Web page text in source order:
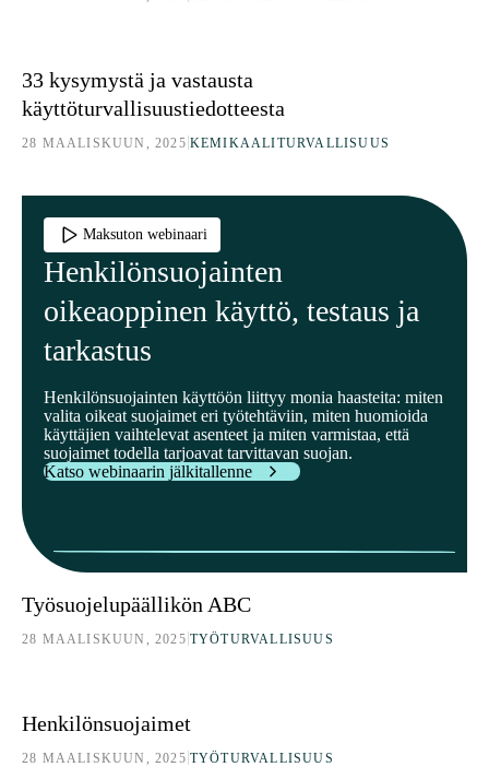
33 kysymystä ja vastausta
käyttöturvallisuustiedotteesta
28 MAALISKUUN, 2025 KEMIKAALITURVALLISUUS
Maksuton webinaari
Henkilönsuojainten
oikeaoppinen käyttö, testaus ja
tarkastus
Henkilönsuojainten käyttöön liittyy monia haasteita: miten
valita oikeat suojaimet eri työtehtäviin, miten huomioida
käyttäjien vaihtelevat asenteet ja miten varmistaa, että
suojaimet todella tarjoavat tarvittavan suojan.
Katso webinaarin jälkitallenne
Työsuojelupäällikön ABC
28 MAALISKUUN, 2025 TYÖTURVALLISUUS
Henkilönsuojaimet
28 MAALISKUUN, 2025 TYÖTURVALLISUUS